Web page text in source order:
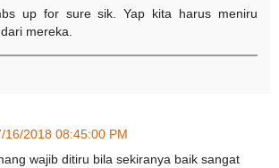
up for sure sik. Yap kita harus meniru
mereka.
16/2018 08:45:00 PM
wajib ditiru bila sekiranya baik sangat